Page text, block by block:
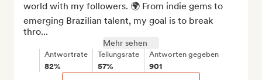
world with my followers. 🌍 From indie gems to
emerging Brazilian talent, my goal is to break
thro...
Mehr sehen
Antwortrate
82%
Teilungsrate
57%
Antworten gegeben
901